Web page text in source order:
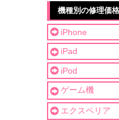
機種別の修理価格
iPhone
iPad
iPod
ゲーム機
エクスペリア